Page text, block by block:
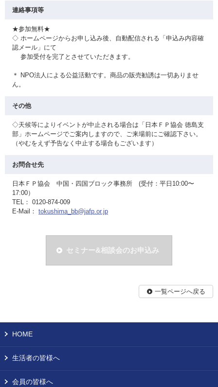
連絡事項等
★参加無料★
◇ ホームページからお申し込み後、自動配信される「申込み内容確
認メール」にて
参加受付を完了とさせていただきます。
＊ NPO法人による公益活動です。商品の販売勧誘は一切ありませ
ん。
その他
◇天候等によりイベントが中止される場合は「日本ＦＰ協会 徳島支
部」ホームページでご案内しますので、ご来場前にご確認下さい。
（やむをえず予告なく中止する場合もございます）
お問合せ先
日本ＦＰ協会 中国・四国ブロック事務所 (受付：平日10:00〜
17:00）
TEL： 0120-874-009
E-Mail： tokushima_bb@jafp.or.jp
セミナー&相談会のお申込み
一覧ページへ戻る
HOME
生活者の皆様へ
会員の皆様へ